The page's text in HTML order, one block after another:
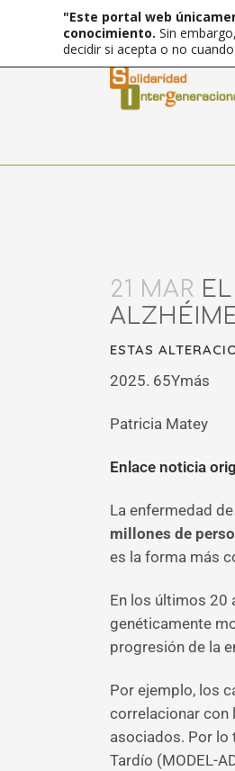
21 MAR
ESTAS
2025. 65Ymás
Patricia Matey
Enlace noticia
La enfermedad
millones de
es la forma más
En los últimos 20
genéticamente
progresión de la
Por ejemplo, los
correlacionar con
asociados. Por lo
Tardío (MODEL-
"Este portal web
conocimiento. Sin
decidir si acepta o no